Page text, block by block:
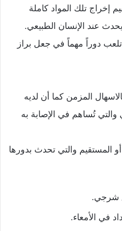
إخراج تلك المواد كاملة
عند الإنسان الطبيعي.
دوراً مهماً في جعل براز
المزمن كما أن لديه
والتي تُساهم في الإصابة به
المستقيم والتي تحدث بدورها
شرجي.
في الأمعاء.